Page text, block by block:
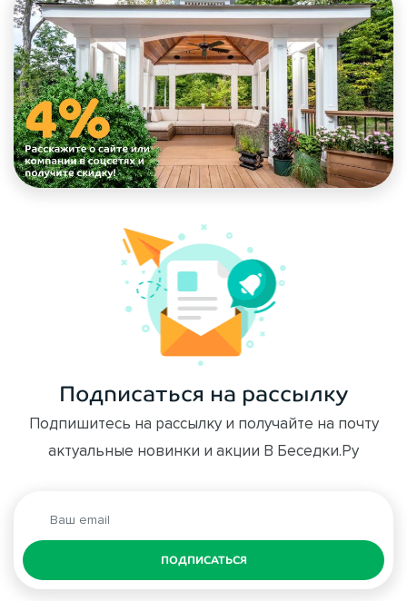
Подписаться на рассылку
Подпишитесь на рассылку и получайте на почту
актуальные новинки и акции В Беседки.Ру
ПОДПИСАТЬСЯ